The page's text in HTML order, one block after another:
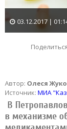
03.12.2017 |
Автор: Олеся
Источник: МИА
В
в механизме